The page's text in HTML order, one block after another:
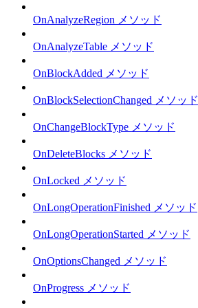
OnAnalyzeRegion メソッド
OnAnalyzeTable メソッド
OnBlockAdded メソッド
OnBlockSelectionChanged メソッド
OnChangeBlockType メソッド
OnDeleteBlocks メソッド
OnLocked メソッド
OnLongOperationFinished メソッド
OnLongOperationStarted メソッド
OnOptionsChanged メソッド
OnProgress メソッド